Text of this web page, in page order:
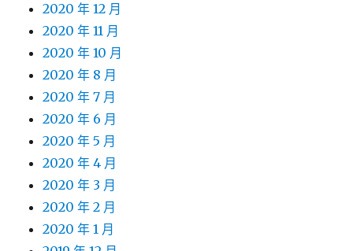
2020 年 12 月
2020 年 11 月
2020 年 10 月
2020 年 8 月
2020 年 7 月
2020 年 6 月
2020 年 5 月
2020 年 4 月
2020 年 3 月
2020 年 2 月
2020 年 1 月